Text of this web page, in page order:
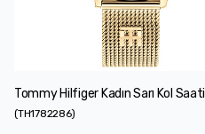
Tommy Hilfiger Kadın Sarı Kol Saati
(TH1782286)